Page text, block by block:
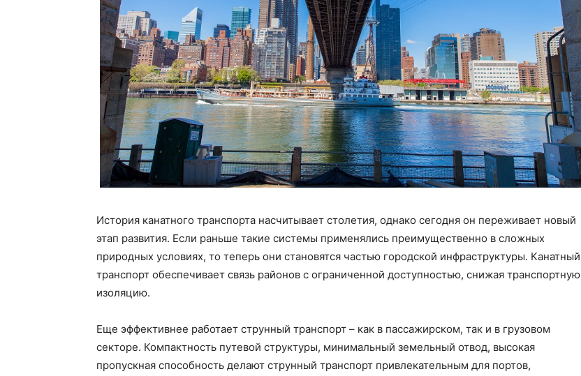
История канатного транспорта насчитывает столетия, однако сегодня он переживает новый
этап развития. Если раньше такие системы применялись преимущественно в сложных
природных условиях, то теперь они становятся частью городской инфраструктуры. Канатный
транспорт обеспечивает связь районов с ограниченной доступностью, снижая транспортную
изоляцию.
Еще эффективнее работает струнный транспорт – как в пассажирском, так и в грузовом
секторе. Компактность путевой структуры, минимальный земельный отвод, высокая
пропускная способность делают струнный транспорт привлекательным для портов,